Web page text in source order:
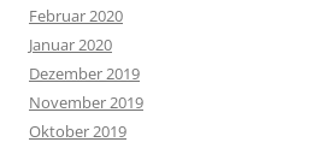
Februar 2020
Januar 2020
Dezember 2019
November 2019
Oktober 2019